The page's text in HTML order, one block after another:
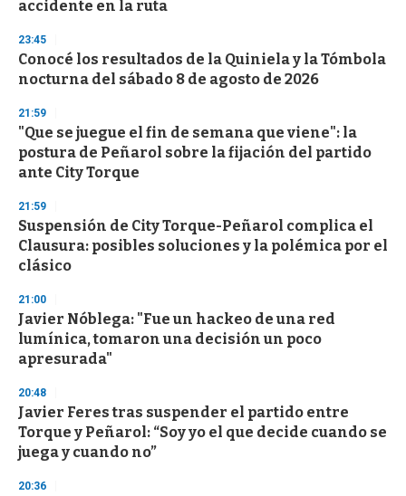
3
s
e
c
o
d
s
accidente en la ruta
23:45
Conocé los resultados de la Quiniela y la Tómbola
nocturna del sábado 8 de agosto de 2026
21:59
"Que se juegue el fin de semana que viene": la
postura de Peñarol sobre la fijación del partido
ante City Torque
21:59
Suspensión de City Torque-Peñarol complica el
Clausura: posibles soluciones y la polémica por el
clásico
21:00
Javier Nóblega: "Fue un hackeo de una red
lumínica, tomaron una decisión un poco
apresurada"
20:48
Javier Feres tras suspender el partido entre
Torque y Peñarol: “Soy yo el que decide cuando se
juega y cuando no”
20:36